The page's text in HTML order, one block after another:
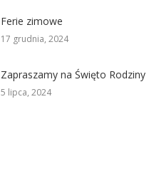
Ferie zimowe
17 grudnia, 2024
Zapraszamy na Święto Rodziny
5 lipca, 2024